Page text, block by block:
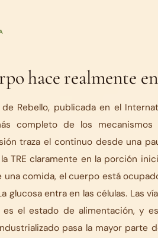
hace realmente
Rebello, publicada en el
completo de los
traza el continuo desde una
TRE claramente en la porción
comida, el cuerpo está
glucosa entra en las células. Las
es el estado de alimentación, y
pasa la mayor parte